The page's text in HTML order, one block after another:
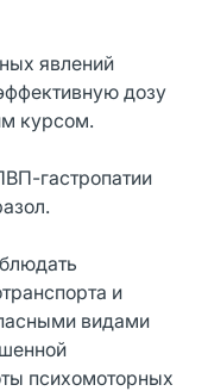
явлений
дозу
курсом.
гастропатии
и
видами
психомоторных